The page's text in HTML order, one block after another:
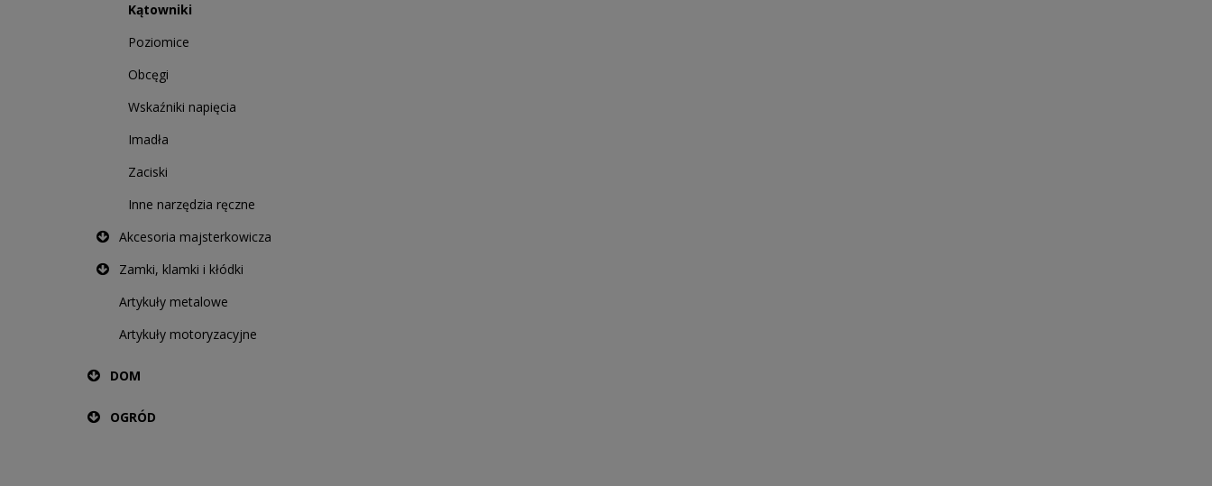
Kątowniki
Poziomice
Obcęgi
Wskaźniki napięcia
Imadła
Zaciski
Inne narzędzia ręczne
Akcesoria majsterkowicza
Zamki, klamki i kłódki
Artykuły metalowe
Artykuły motoryzacyjne
DOM
OGRÓD